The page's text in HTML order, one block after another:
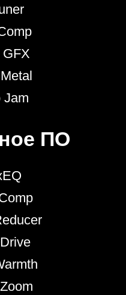
GFX
Jam
ПО